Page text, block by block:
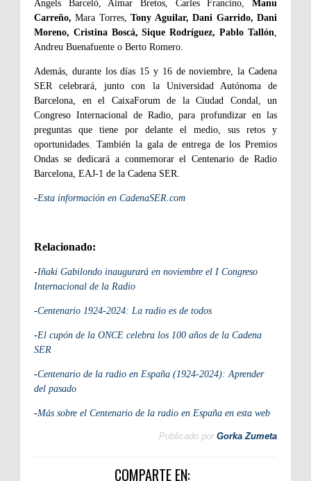
Àngels Barceló, Aimar Bretos, Carles Francino, Manu
Carreño, Mara Torres,Tony Aguilar, Dani Garrido, Dani
Moreno, Cristina Boscá, Sique Rodríguez, Pablo Tallón
Andreu Buenafuente o Berto Romero.
Además, durante los días 15 y 16 de noviembre, la Cadena
SER celebrará, junto con la Universidad Autónoma de
Barcelona, en el CaixaForum de la Ciudad Condal, un
Congreso Internacional de Radio, para profundizar en las
preguntas que tiene por delante el medio, sus retos y
oportunidades. También la gala de entrega de los Premios
Ondas se dedicará a conmemorar el Centenario de Radio
Barcelona, EAJ-1 de la Cadena SER.
-Esta información en CadenaSER.com
Relacionado:
-Iñaki Gabilondo inaugurará en noviembre el I Congreso
Internacional de la Radio
-Centenario 1924-2024: La radio es de todos
-El cupón de la ONCE celebra los 100 años de la Cadena
SER
-Centenario de la radio en España (1924-2024): Aprender
del pasado
-Más sobre el Centenario de la radio en España en esta web
Publicado por Gorka Zumeta
COMPARTE EN: